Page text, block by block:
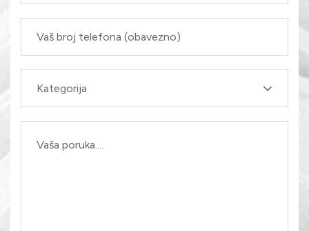
Kategorija